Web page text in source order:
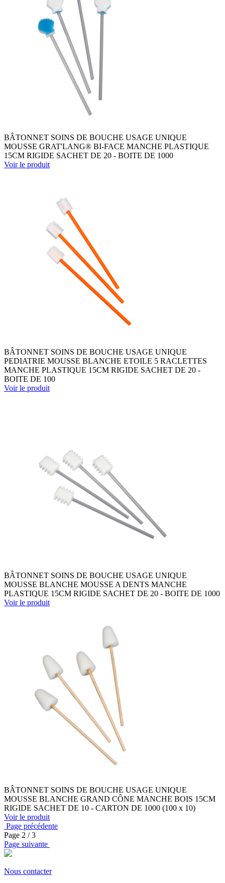
BÂTONNET SOINS DE BOUCHE USAGE UNIQUE
MOUSSE GRAT'LANG® BI-FACE MANCHE PLASTIQUE
15CM RIGIDE SACHET DE 20 - BOITE DE 1000
Voir le produit
BÂTONNET SOINS DE BOUCHE USAGE UNIQUE
PEDIATRIE MOUSSE BLANCHE ETOILE 5 RACLETTES
MANCHE PLASTIQUE 15CM RIGIDE SACHET DE 20 -
BOITE DE 100
Voir le produit
BÂTONNET SOINS DE BOUCHE USAGE UNIQUE
MOUSSE BLANCHE MOUSSE A DENTS MANCHE
PLASTIQUE 15CM RIGIDE SACHET DE 20 - BOITE DE 1000
Voir le produit
BÂTONNET SOINS DE BOUCHE USAGE UNIQUE
MOUSSE BLANCHE GRAND CÔNE MANCHE BOIS 15CM
RIGIDE SACHET DE 10 - CARTON DE 1000 (100 x 10)
Voir le produit
Page précédente
Page 2 / 3
Page suivante
Nous contacter